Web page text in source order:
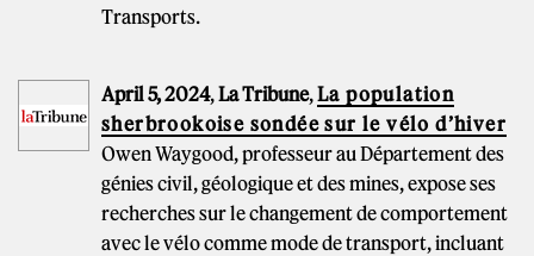
Transports.
April 5, 2024,La Tribune,La population
sherbrookoise sondée sur le vélo d’hiver
Owen Waygood, professeur au Département des
génies civil, géologique et des mines, expose ses
recherches sur le changement de comportement
avec le vélo comme mode de transport, incluant